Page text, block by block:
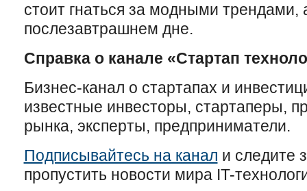
стоит гнаться за модными трендами,
послезавтрашнем дне.
Справка о канале «Стартап
Бизнес-канал о стартапах и
известные инвесторы, стартаперы,
рынка, эксперты, предприниматели.
Подписывайтесь на канал и следите
пропустить новости мира IT-